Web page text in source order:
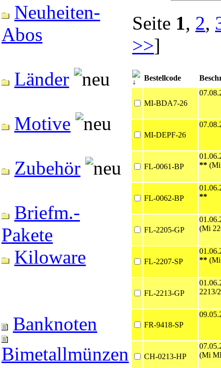
Neuheiten-
Abos
Länder
Motive
Zubehör
Briefm.-
Pakete
Kiloware
Banknoten
Bimetallmünzen
Seite 1, 2,
>>]
Bestellcode
MI-BDA7-26
MI-DEPF-26
FL-0061-BP
**
FL-0062-BP
**
FL-2205-GP
(Mi
FL-2207-SP
** (Mi
FL-2213-GP
2213/
FR-9418-SP
CH-0213-HP
(Mi